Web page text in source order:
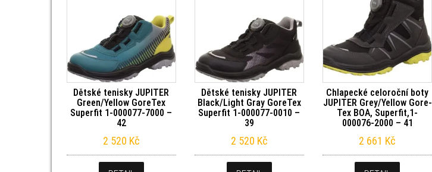
Dětské tenisky JUPITER
Green/Yellow GoreTex
Superfit 1-000077-7000 –
42
2 520 Kč
Dětské tenisky JUPITER
Black/Light Gray GoreTex
Superfit 1-000077-0010 –
39
2 520 Kč
Chlapecké celoroční boty
JUPITER Grey/Yellow Gore-
Tex BOA, Superfit,1-
000076-2000 – 41
2 661 Kč